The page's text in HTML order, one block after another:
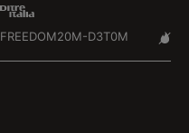
FREEDOM20M-D3T0M